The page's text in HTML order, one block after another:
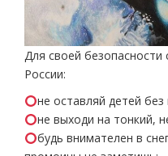
Для своей
России:
не оставляй детей без
не выходи на тонкий,
будь внимателен в